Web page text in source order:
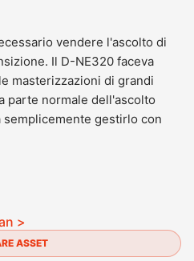
vendere l'ascolto di
Il D-NE320 faceva
masterizzazioni di grandi
parte normale dell'ascolto
gestirlo con
>
ASSET